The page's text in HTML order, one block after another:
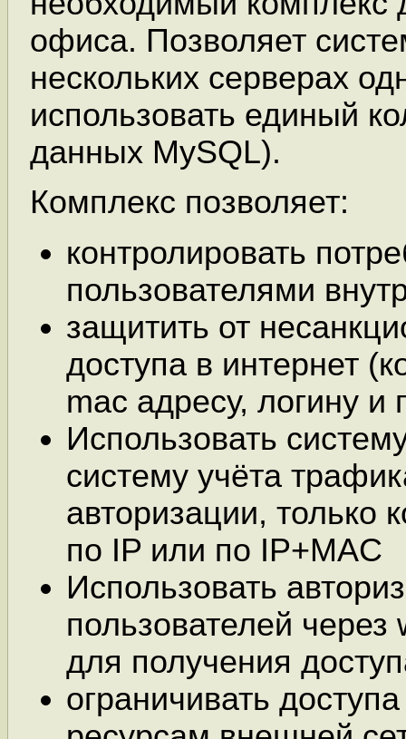
офиса. Позволяет
нескольких серверах
использовать единый
данных MySQL).
Комплекс позволяет:
контролировать
пользователями
защитить от
доступа в интернет
mac адресу, логину и
Использовать
систему учёта
авторизации, только
по IP или по IP+MAC
Использовать
пользователей
для получения
ограничивать